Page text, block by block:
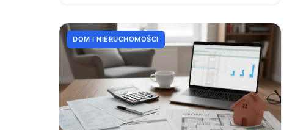
DOM I NIERUCHOMOŚCI